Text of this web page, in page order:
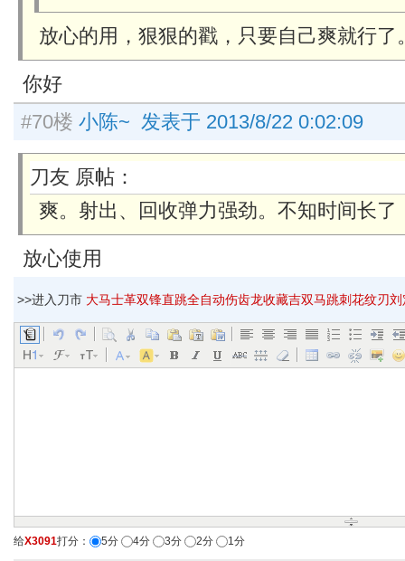
放心的用，狠狠的戳，只要自己爽就行了
你好
#70楼 小陈~ 发表于 2013/8/22 0:02:09
刀友 原帖：
爽。射出、回收弹力强劲。不知时间长
放心使用
>>进入刀市 大马士革双锋直跳全自动伤齿龙收藏吉双马跳刺花纹刃
给X3091打分： 5分 4分 3分 2分 1分